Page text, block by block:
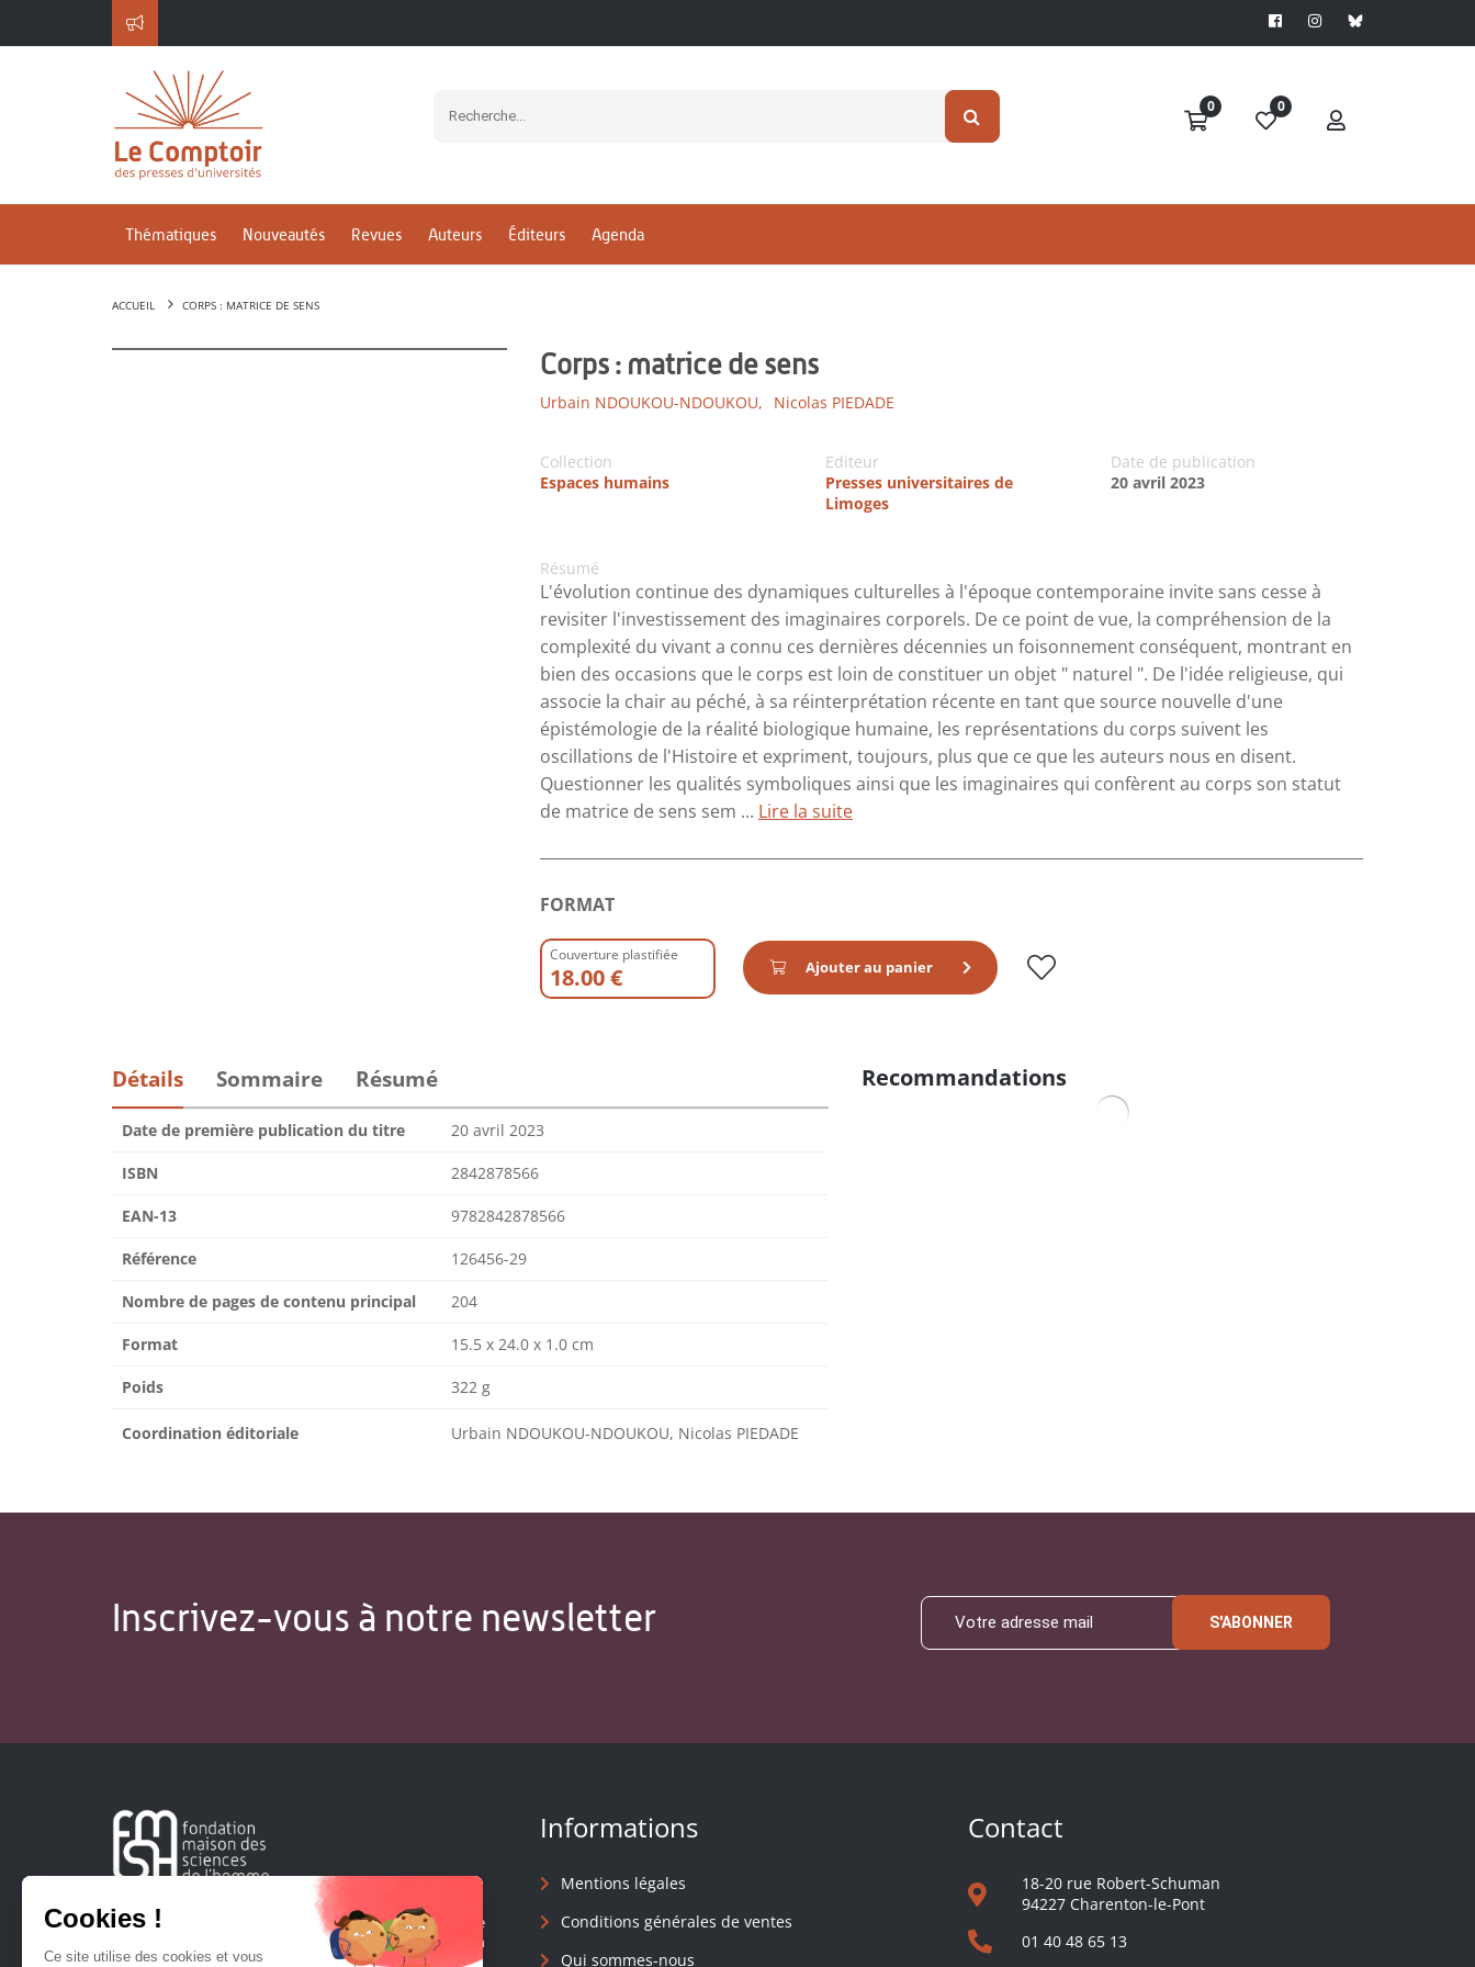
0 0
Thématiques Nouveautés Revues Auteurs Éditeurs Agenda
ACCUEIL CORPS : MATRICE DE SENS
Corps : matrice de sens
Urbain NDOUKOU-NDOUKOU, Nicolas PIEDADE
Collection
Espaces humains
Editeur
Presses universitaires de
Limoges
Date de publication
20 avril 2023
Résumé
L'évolution continue des dynamiques culturelles à l'époque contemporaine invite sans cesse à
revisiter l'investissement des imaginaires corporels. De ce point de vue, la compréhension de la
complexité du vivant a connu ces dernières décennies un foisonnement conséquent, montrant en
bien des occasions que le corps est loin de constituer un objet " naturel ". De l'idée religieuse, qui
associe la chair au péché, à sa réinterprétation récente en tant que source nouvelle d'une
épistémologie de la réalité biologique humaine, les représentations du corps suivent les
oscillations de l'Histoire et expriment, toujours, plus que ce que les auteurs nous en disent.
Questionner les qualités symboliques ainsi que les imaginaires qui confèrent au corps son statut
de matrice de sens sem ... Lire la suite
FORMAT
Couverture plastifiée
18.00 € Ajouter au panier
Détails Sommaire Résumé
Date de première publication du titre 20 avril 2023
ISBN 2842878566
EAN-13 9782842878566
Référence 126456-29
Nombre de pages de contenu principal 204
Format 15.5 x 24.0 x 1.0 cm
Poids 322 g
Coordination éditoriale Urbain NDOUKOU-NDOUKOU, Nicolas PIEDADE
Recommandations
Inscrivez-vous à notre newsletter S'ABONNER
Créée en 1963, la Fondation Maison Sciences de l'Homme
soutient la recherche et la diffusion des connaissances en
sciences humaines et sociales.
Informations
Mentions légales
Conditions générales de ventes
Qui sommes-nous
Contact
18-20 rue Robert-Schuman
94227 Charenton-le-Pont
01 40 48 65 13